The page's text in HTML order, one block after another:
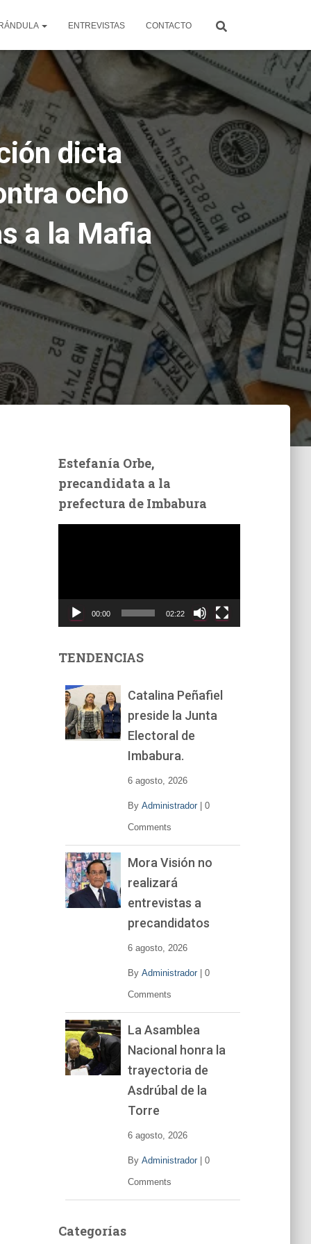
ENTREVISTAS CONTACTO
dicta
ocho
a la Mafia
Estefanía Orbe,
precandidata a la
prefectura de Imbabura
t
00:00 02:22
TENDENCIAS
Catalina Peñafiel
preside la Junta
Electoral de
Imbabura.
6 agosto, 2026
By Administrador| 0
Comments
Mora Visión no
realizará
entrevistas a
precandidatos
6 agosto, 2026
By Administrador| 0
Comments
La Asamblea
Nacional honra la
trayectoria de
Asdrúbal de la
Torre
6 agosto, 2026
By Administrador| 0
Comments
Categorías